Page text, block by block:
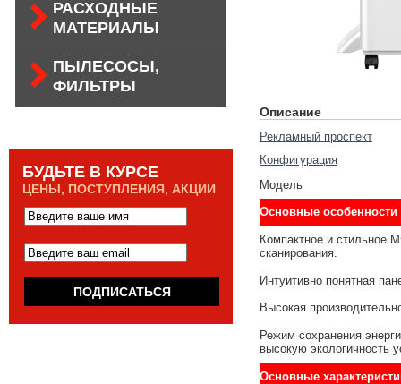
РАСХОДНЫЕ
МАТЕРИАЛЫ
ПЫЛЕСОСЫ,
ФИЛЬТРЫ
БУДЬТЕ В КУРСЕ
ЦЕНЫ, ПОСТУПЛЕНИЯ, АКЦИИ
Описание
Рекламный проспект
Конфигурация
Модель
Основные особенности
Компактное и стильное
сканирования.
Интуитивно понятная
Высокая
Режим сохранения
высокую экологичность
Основные